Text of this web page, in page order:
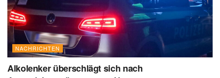
NACHRICHTEN
Alkolenker überschlägt sich nach